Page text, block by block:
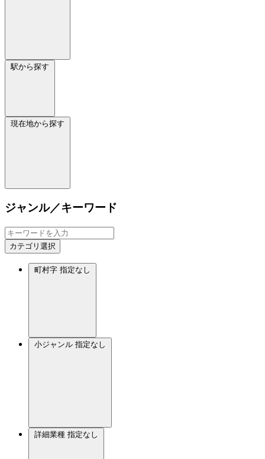
駅から探す
現在地から探す
ジャンル／キーワード
カテゴリ選択
町村字 指定なし
小ジャンル 指定なし
詳細業種 指定なし